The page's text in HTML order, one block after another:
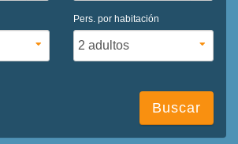
Pers. por habitación
Buscar